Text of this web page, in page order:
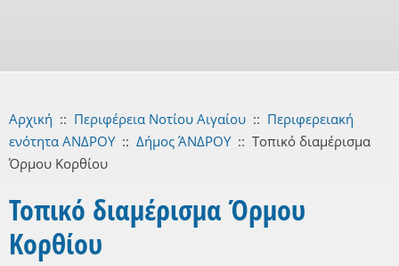
Αρχική :: Περιφέρεια Νοτίου Αιγαίου :: Περιφερειακή
ενότητα ΑΝΔΡΟΥ :: Δήμος ΆΝΔΡΟΥ :: Τοπικό διαμέρισμα
Όρμου Κορθίου
Τοπικό διαμέρισμα Όρμου
Κορθίου